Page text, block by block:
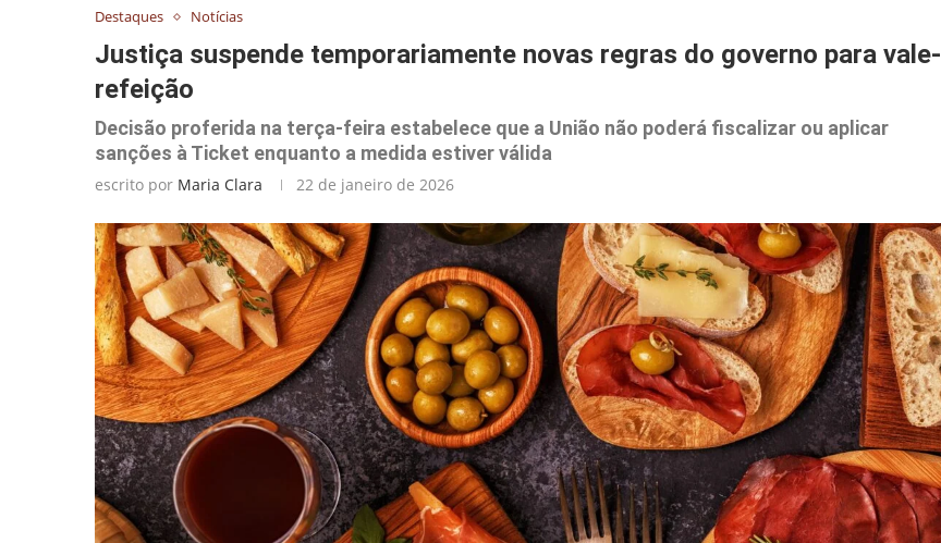
Destaques
Notícias
Justiça suspende temporariamente novas regras do governo para vale-
refeição
Decisão proferida na terça-feira estabelece que a União não poderá fiscalizar ou aplicar
sanções à Ticket enquanto a medida estiver válida
escrito por Maria Clara 22 de janeiro de 2026